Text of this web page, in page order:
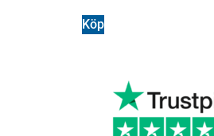
Köp